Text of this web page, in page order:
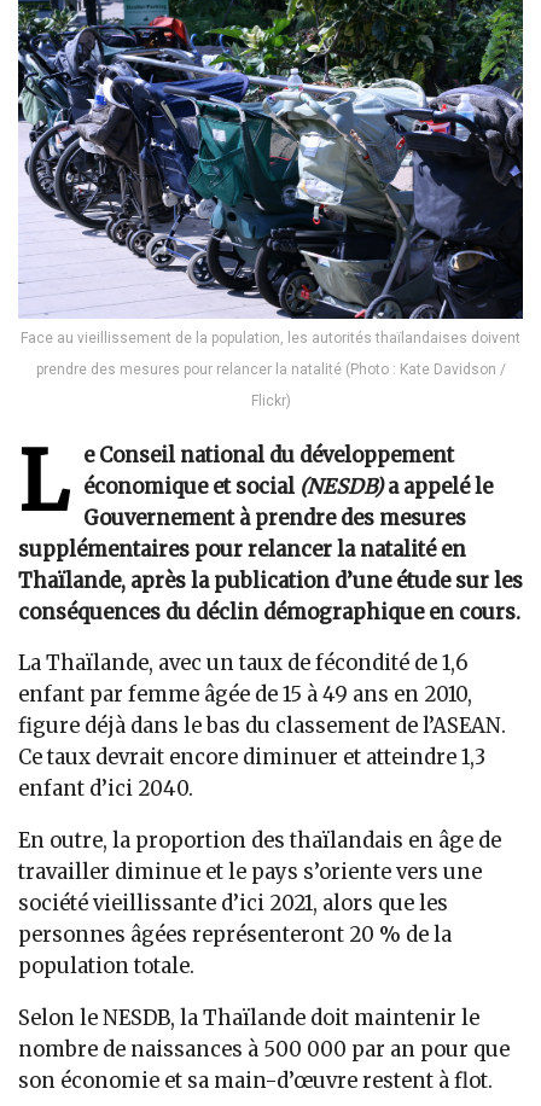
Face au vieillissement de la population, les autorités thaïlandaises doivent
prendre des mesures pour relancer la natalité (Photo : Kate Davidson /
Flickr)
L
e Conseil national du développement
économique et social (NESDB)a appelé le
Gouvernement à prendre des mesures
supplémentaires pour relancer la natalité en
Thaïlande, après la publication d’une étude sur les
conséquences du déclin démographique en cours.
La Thaïlande, avec un taux de fécondité de 1,6
enfant par femme âgée de 15 à 49 ans en 2010,
figure déjà dans le bas du classement de l’ASEAN.
Ce taux devrait encore diminuer et atteindre 1,3
enfant d’ici 2040.
En outre, la proportion des thaïlandais en âge de
travailler diminue et le pays s’oriente vers une
société vieillissante d’ici 2021, alors que les
personnes âgées représenteront 20 % de la
population totale.
Selon le NESDB, la Thaïlande doit maintenir le
nombre de naissances à 500 000 par an pour que
son économie et sa main-d’œuvre restent à flot.